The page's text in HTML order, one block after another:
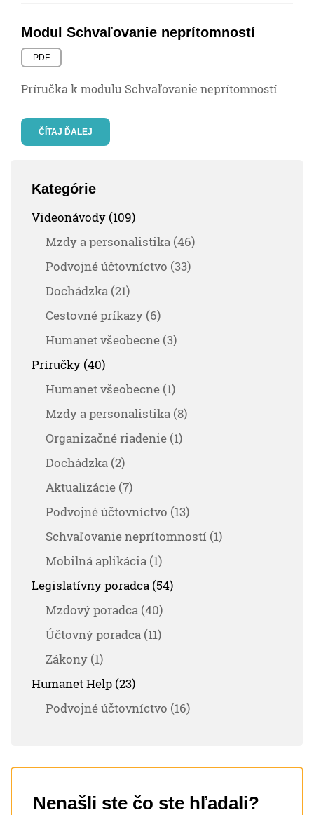
Modul Schvaľovanie neprítomností
PDF
Príručka k modulu Schvaľovanie neprítomností
ČÍTAJ ĎALEJ
Kategórie
Videonávody (109)
Mzdy a personalistika (46)
Podvojné účtovníctvo (33)
Dochádzka (21)
Cestovné príkazy (6)
Humanet všeobecne (3)
Príručky (40)
Humanet všeobecne (1)
Mzdy a personalistika (8)
Organizačné riadenie (1)
Dochádzka (2)
Aktualizácie (7)
Podvojné účtovníctvo (13)
Schvaľovanie neprítomností (1)
Mobilná aplikácia (1)
Legislatívny poradca (54)
Mzdový poradca (40)
Účtovný poradca (11)
Zákony (1)
Humanet Help (23)
Podvojné účtovníctvo (16)
Nenašli ste čo ste hľadali?